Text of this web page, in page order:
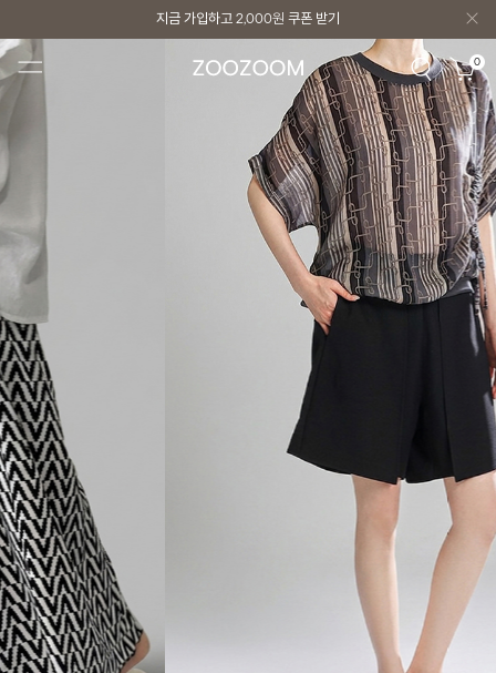
지금 가입하고 2,000원 쿠폰 받기
지금 가입하고 2,000원 쿠폰 받기 0